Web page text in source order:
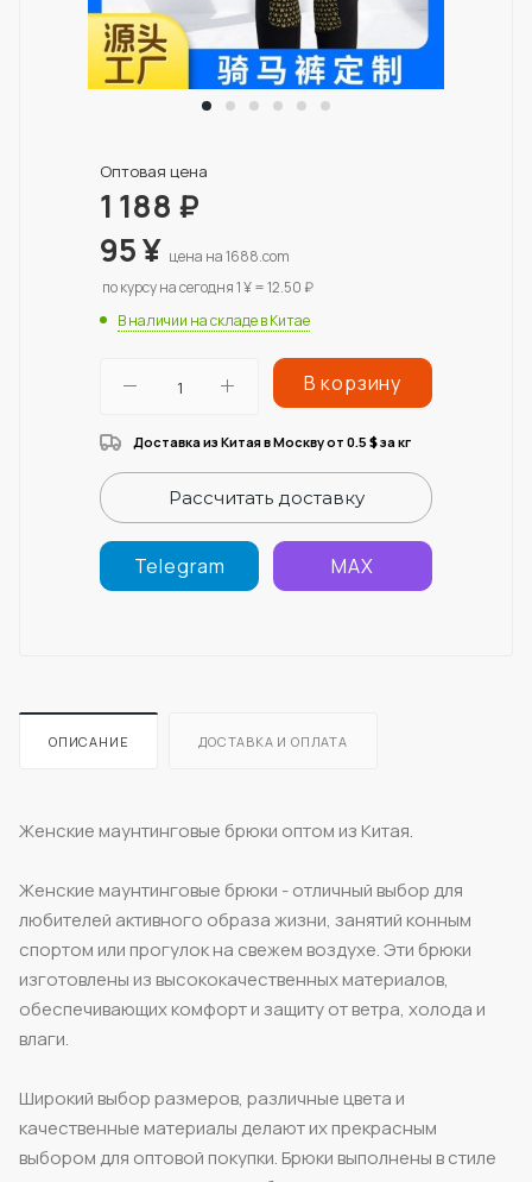
Оптовая цена
1 188 ₽
95¥ цена на 1688.com
по курсу на сегодня 1 ¥ = 12.50 ₽
В наличии на складе в Китае
В корзину
Доставка из Китая в Москву от 0.5 $за кг
Рассчитать доставку
Telegram MAX
ОПИСАНИЕ ДОСТАВКА И ОПЛАТА
Женские маунтинговые брюки оптом из Китая.
Женские маунтинговые брюки - отличный выбор для
любителей активного образа жизни, занятий конным
спортом или прогулок на свежем воздухе. Эти брюки
изготовлены из высококачественных материалов,
обеспечивающих комфорт и защиту от ветра, холода и
влаги.
Широкий выбор размеров, различные цвета и
качественные материалы делают их прекрасным
выбором для оптовой покупки. Брюки выполнены в стиле